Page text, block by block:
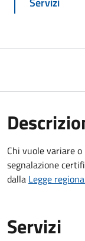
Chi vuole variare
segnalazione
dalla Legge
Servizi